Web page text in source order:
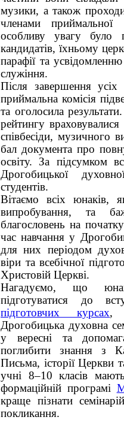
музики, а також
членами приймальної
особливу увагу було
кандидатів, їхньому
парафії та
служіння.
Після завершення усіх
приймальна комісія
та оголосила
рейтингу враховувалися
співбесіди, музичного
бал документа про
освіту. За підсумком
Дрогобицької
студентів.
Вітаємо всіх юнаків,
випробування, та
благословень на
час навчання у
для них періодом
віри та всебічної
Христовій Церкві.
Нагадуємо, що
підготуватися до
підготовчих курсах,
Дрогобицька духовна
у вересні та
поглибити знання з
Письма, історії Церкви
учні 8–10 класів
формаційній програмі
краще пізнати
покликання.